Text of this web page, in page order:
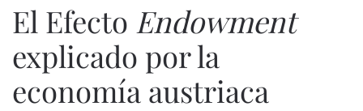
El Efecto Endowment
explicado por la
economía austriaca